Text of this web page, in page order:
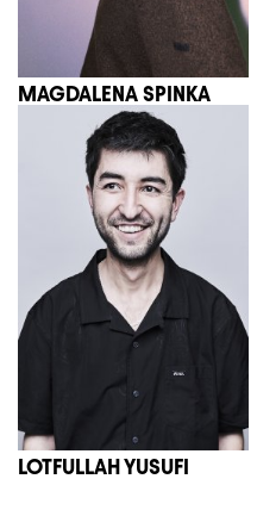
MAGDALENA SPINKA
LOTFULLAH YUSUFI